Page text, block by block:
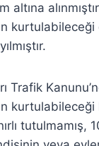
altına
kurtulabileceği
Trafik
kurtulabileceği
tutulmamış,